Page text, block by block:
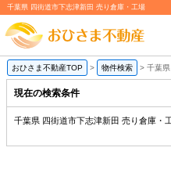
千葉県 四街道市下志津新田 売り倉庫・工場
おひさま不動産TOP > 物件検索 > 千葉
現在の検索条件
千葉県 四街道市下志津新田 売り倉庫・